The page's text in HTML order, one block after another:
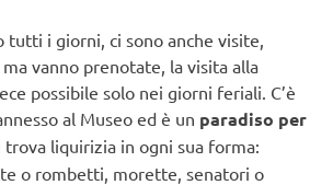
tutti i giorni, ci sono anche visite,
vanno prenotate, la visita alla
possibile solo nei giorni feriali. C’è
al Museo ed è un paradiso per
trova liquirizia in ogni sua forma:
o rombetti, morette, senatori o